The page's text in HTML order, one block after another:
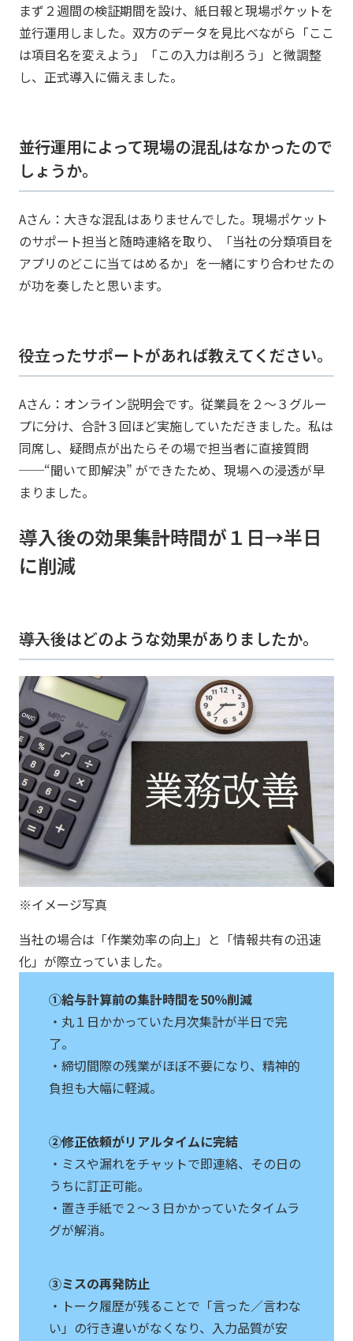
まず２週間の検証期間を設け、紙日報と現場ポケットを
並行運用しました。双方のデータを見比べながら「ここ
は項目名を変えよう」「この入力は削ろう」と微調整
し、正式導入に備えました。
――並行運用によって現場の混乱はなかったので
しょうか。
Aさん：大きな混乱はありませんでした。現場ポケット
のサポート担当と随時連絡を取り、「当社の分類項目を
アプリのどこに当てはめるか」を一緒にすり合わせたの
が功を奏したと思います。
――役立ったサポートがあれば教えてください。
Aさん：オンライン説明会です。従業員を２〜３グルー
プに分け、合計３回ほど実施していただきました。私は
同席し、疑問点が出たらその場で担当者に直接質問
──“聞いて即解決” ができたため、現場への浸透が早
まりました。
導入後の効果――集計時間が１日→半日
に削減
――導入後はどのような効果がありましたか。
※イメージ写真
当社の場合は「作業効率の向上」と「情報共有の迅速
化」が際立っていました。
①給与計算前の集計時間を50％削減
・丸１日かかっていた月次集計が半日で完
了。
・締切間際の残業がほぼ不要になり、精神的
負担も大幅に軽減。
②修正依頼がリアルタイムに完結
・ミスや漏れをチャットで即連絡、その日の
うちに訂正可能。
・置き手紙で２〜３日かかっていたタイムラ
グが解消。
③ミスの再発防止
・トーク履歴が残ることで「言った／言わな
い」の行き違いがなくなり、入力品質が安